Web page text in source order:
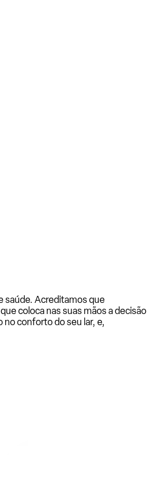
saúde. Acreditamos que
coloca nas suas mãos a decisão
no conforto do seu lar, e,